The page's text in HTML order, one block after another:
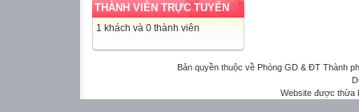
THÀNH VIÊN TRỰC TUYẾN
1 khách và 0 thành viên
Bản quyền thuộc về Phòng GD & ĐT Thành
Website được thừa